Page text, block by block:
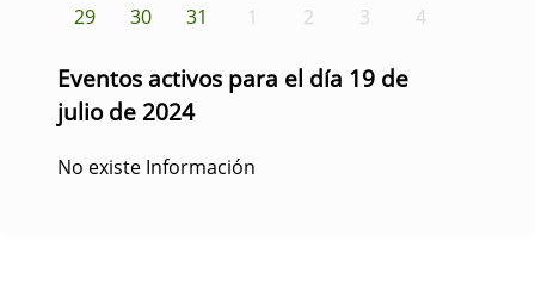
29
30 31 1 2 3 4
Eventos activos para el día 19 de
julio de 2024
No existe Información